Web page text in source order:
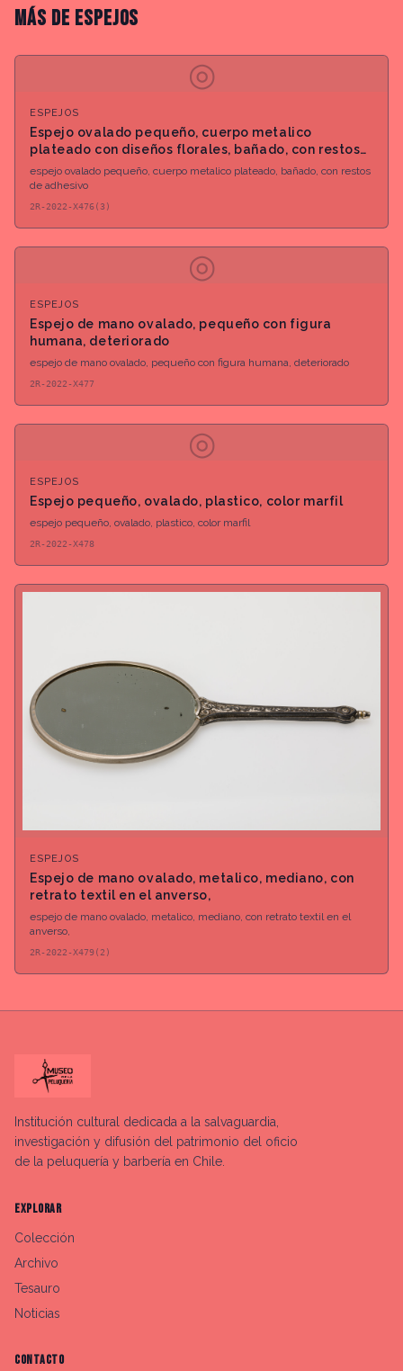
MÁS DE ESPEJOS
◎
ESPEJOS
Espejo ovalado pequeño, cuerpo metalico
plateado con diseños florales, bañado, con restos
de adhesivo
espejo ovalado pequeño, cuerpo metalico plateado, bañado, con restos
de adhesivo
2R-2022-X476(3)
◎
ESPEJOS
Espejo de mano ovalado, pequeño con figura
humana, deteriorado
espejo de mano ovalado, pequeño con figura humana, deteriorado
2R-2022-X477
◎
ESPEJOS
Espejo pequeño, ovalado, plastico, color marfil
espejo pequeño, ovalado, plastico, color marfil
2R-2022-X478
ESPEJOS
Espejo de mano ovalado, metalico, mediano, con
retrato textil en el anverso,
espejo de mano ovalado, metalico, mediano, con retrato textil en el
anverso,
2R-2022-X479(2)
Institución cultural dedicada a la salvaguardia,
investigación y difusión del patrimonio del oficio
de la peluquería y barbería en Chile.
EXPLORAR
Colección
Archivo
Tesauro
Noticias
CONTACTO